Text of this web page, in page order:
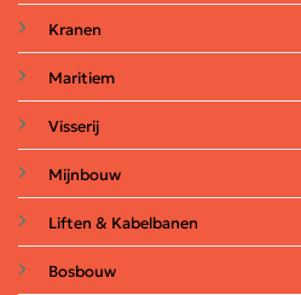
Kranen
Maritiem
Visserij
Mijnbouw
Liften & Kabelbanen
Bosbouw